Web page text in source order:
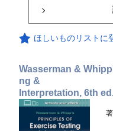
ほしいものリストに
Wasserman &
ng &
Interpretation, 6th